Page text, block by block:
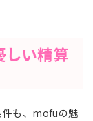
しい精算
件も、mofuの魅